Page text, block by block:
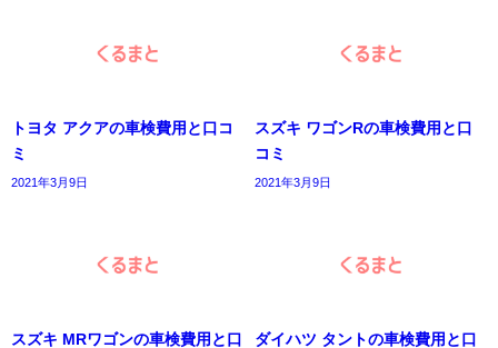
トヨタ アクアの車検費用と口コ
ミ
2021年3月9日
スズキ ワゴンRの車検費用と口
コミ
2021年3月9日
スズキ MRワゴンの車検費用と口
ダイハツ タントの車検費用と口